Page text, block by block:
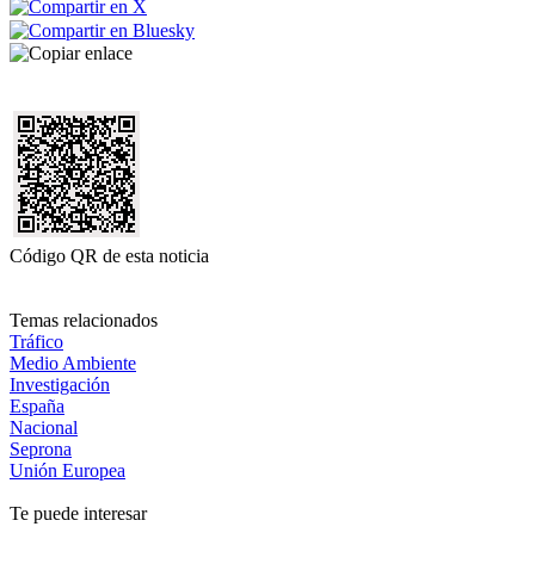
Código QR de esta noticia
Temas relacionados
Tráfico
Medio Ambiente
Investigación
España
Nacional
Seprona
Unión Europea
Te puede interesar